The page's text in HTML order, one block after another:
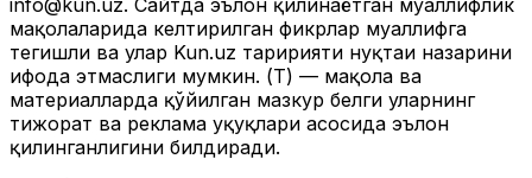
info@kun.uz. Сайтда эълон қилинаётган муаллифлик
мақолаларида келтирилган фикрлар муаллифга
тегишли ва улар Kun.uz таҳририяти нуқтаи назарини
ифода этмаслиги мумкин. (Т) — мақола ва
материалларда қўйилган мазкур белги уларнинг
тижорат ва реклама ҳуқуқлари асосида эълон
қилинганлигини билдиради.